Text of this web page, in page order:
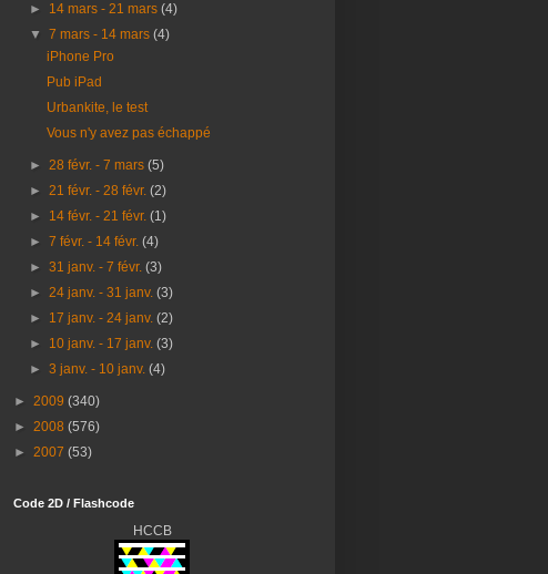
► 14 mars - 21 mars(4)
▼7 mars - 14 mars(4)
iPhone Pro
Pub iPad
Urbankite, le test
Vous n'y avez pas échappé
►28 févr. - 7 mars(5)
►21 févr. - 28 févr.(2)
► 14 févr. - 21 févr.(1)
►7 févr. - 14 févr.(4)
►31 janv. - 7 févr.(3)
►24 janv. - 31 janv.(3)
► 17 janv. - 24 janv.(2)
► 10 janv. - 17 janv.(3)
►3 janv. - 10 janv.(4)
► 2009 (340)
► 2008 (576)
► 2007 (53)
Code 2D / Flashcode
HCCB